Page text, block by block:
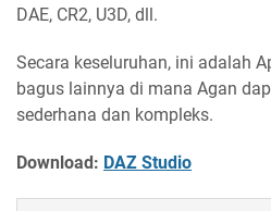
DAE, CR2, U3D, dll.
Secara keseluruhan, ini adalah
bagus lainnya di mana Agan
sederhana dan kompleks.
Download: DAZ Studio